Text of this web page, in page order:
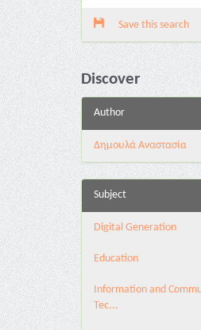
Save this search
Discover
Author
Δημουλά Αναστασία
Subject
Digital Generation
Education
Information and
Tec...